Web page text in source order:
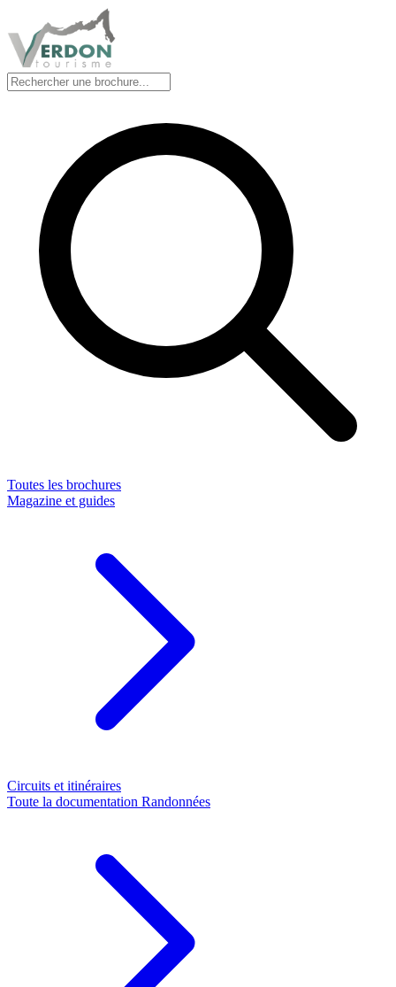
Toutes les brochures
Magazine et guides
Circuits et itinéraires
Toute la documentation Randonnées